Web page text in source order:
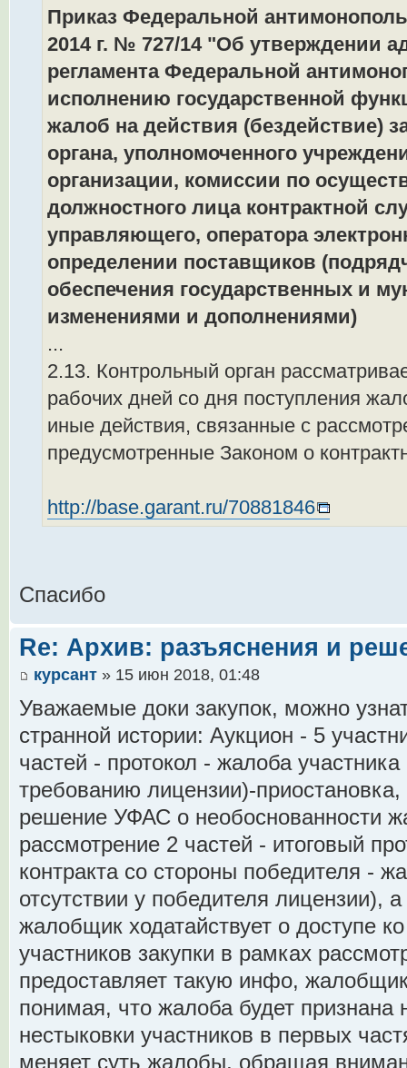
Приказ Федеральной
2014 г. № 727/14 "Об утверждении
регламента Федеральной
исполнению государственной
жалоб на действия (бездействие)
органа, уполномоченного
организации, комиссии по
должностного лица контрактной
управляющего, оператора
определении поставщиков
обеспечения государственных и
изменениями и дополнениями)
...
2.13. Контрольный орган
рабочих дней со дня поступления
иные действия, связанные с
предусмотренные Законом о
http://base.garant.ru/70881846
Спасибо
Re: Архив: разъяснения и
курсант » 15 июн 2018, 01:48
Уважаемые доки закупок, можно
странной истории: Аукцион - 5
частей - протокол - жалоба
требованию лицензии)-
решение УФАС о необоснованности
рассмотрение 2 частей - итоговый
контракта со стороны победителя -
отсутствии у победителя лицензии),
жалобщик ходатайствует о доступе
участников закупки в рамках
предоставляет такую инфо,
понимая, что жалоба будет признана
нестыковки участников в первых
меняет суть жалобы, обращая